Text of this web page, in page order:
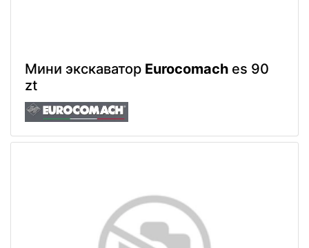
Мини экскаватор Eurocomach es 90
zt